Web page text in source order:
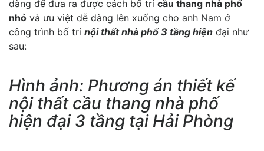
dàng để đưa ra được cách bố trí cầu thang nhà phố
nhỏ và ưu việt dễ dàng lên xuống cho anh Nam ở
công trình bố trí nội thất nhà phố 3 tầng hiện đại như
sau:
Hình ảnh: Phương án thiết kế
nội thất cầu thang nhà phố
hiện đại 3 tầng tại Hải Phòng